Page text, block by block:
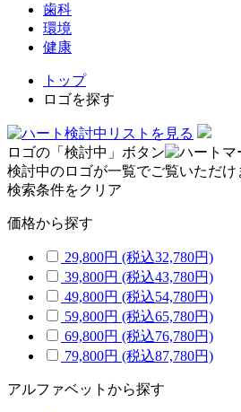
歯科
環境
健康
トップ
ロゴを探す
検討中リストを見る
ロゴの「検討中」ボタン
検討中のロゴが一覧でご覧いただけ
検索条件をクリア
価格から探す
29,800円 (税込32,780円)
39,800円 (税込43,780円)
49,800円 (税込54,780円)
59,800円 (税込65,780円)
69,800円 (税込76,780円)
79,800円 (税込87,780円)
アルファベットから探す